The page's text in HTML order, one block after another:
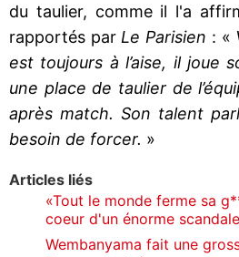
du taulier, comme il l'a
rapportés par Le Parisien : «
est toujours à l’aise, il joue
une place de taulier de
après match. Son talent
besoin de forcer. »
Articles liés
«Tout le monde ferme sa
coeur d'un énorme scandale
Wembanyama fait une